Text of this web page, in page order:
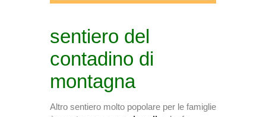
sentiero del
contadino di
montagna
Altro sentiero molto popolare per le famiglie